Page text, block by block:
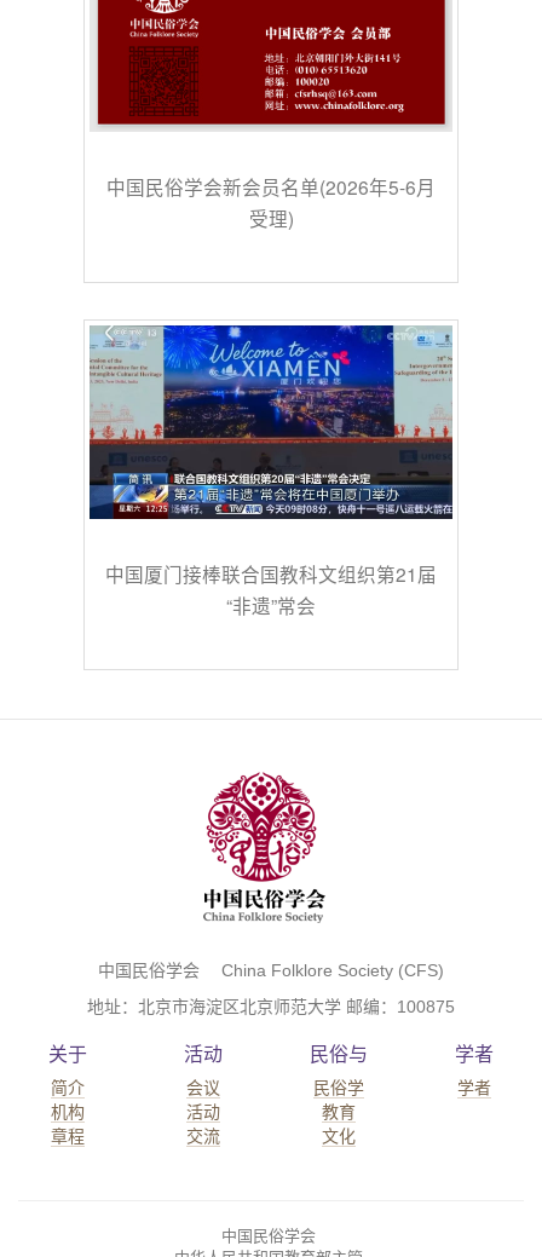
中国民俗学会新会员名单(2026年5-6月
受理)
中国厦门接棒联合国教科文组织第21届
“非遗”常会
中国民俗学会 China Folklore Society (CFS)
地址：北京市海淀区北京师范大学 邮编：100875
关于
简介
机构
章程
活动
会议
活动
交流
民俗与
民俗学
教育
文化
学者
学者
中国民俗学会